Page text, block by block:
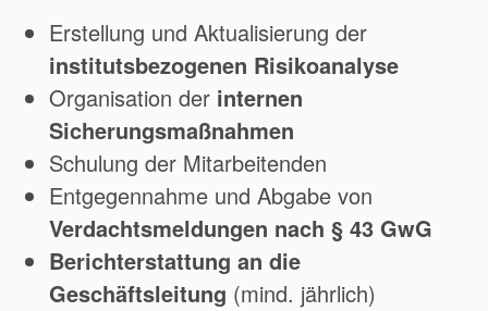
Erstellung und Aktualisierung der
institutsbezogenen Risikoanalyse
Organisation der internen
Sicherungsmaßnahmen
Schulung der Mitarbeitenden
Entgegennahme und Abgabe von
Verdachtsmeldungen nach § 43 GwG
Berichterstattung an die
Geschäftsleitung (mind. jährlich)